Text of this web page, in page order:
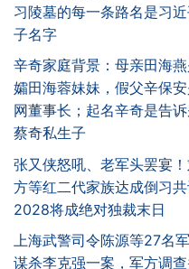
习陵墓的每一条路名是习
子名字
辛奇家庭背景：母亲田海
孀田海蓉妹妹，假父辛保
网董事长；起名辛奇是告
蔡奇私生子
张又侠怒吼、老军头罢宴
方等红二代家族达成倒习共
2028将成绝对独裁末日
上海武警司令陈源等27名
谋杀李克强一案，军方调